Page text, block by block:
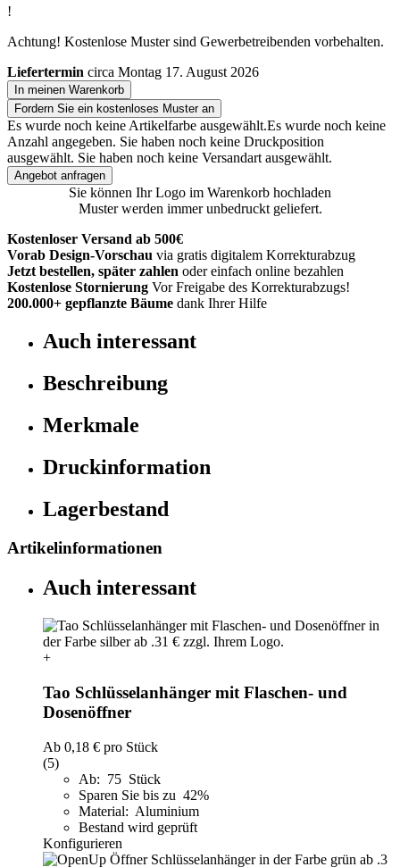
!
Achtung! Kostenlose Muster sind Gewerbetreibenden vorbehalten.
Liefertermin circa Montag 17. August 2026
In meinen Warenkorb
Fordern Sie ein kostenloses Muster an
Es wurde noch keine Artikelfarbe ausgewählt.Es wurde noch keine
Anzahl angegeben. Sie haben noch keine Druckposition
ausgewählt. Sie haben noch keine Versandart ausgewählt.
Angebot anfragen
Sie können Ihr Logo im Warenkorb hochladen
Muster werden immer unbedruckt geliefert.
Kostenloser Versand ab 500€
Vorab Design-Vorschau via gratis digitalem Korrekturabzug
Jetzt bestellen, später zahlen oder einfach online bezahlen
Kostenlose Stornierung Vor Freigabe des Korrekturabzugs!
200.000+ gepflanzte Bäume dank Ihrer Hilfe
Auch interessant
Beschreibung
Merkmale
Druckinformation
Lagerbestand
Artikelinformationen
Auch interessant
+
Tao Schlüsselanhänger mit Flaschen- und
Dosenöffner
Ab 0,18 € pro Stück
(5)
Ab: 75 Stück
Sparen Sie bis zu 42%
Material: Aluminium
Bestand wird geprüft
Konfigurieren